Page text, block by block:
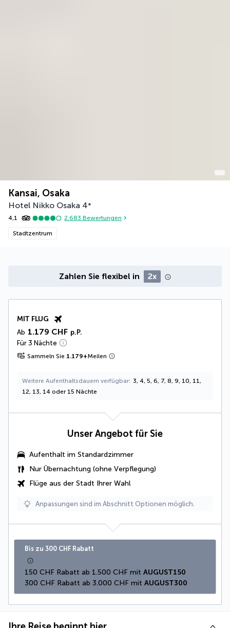
Kansai, Osaka
Hotel Nikko Osaka 4*
4,1 2.683 Bewertungen
Stadtzentrum
Zahlen Sie flexibel in 2x
MIT FLUG
Ab 1.179 CHF p.P.
Für 3 Nächte
Sammeln Sie 1.179+Meilen
Weitere Aufenthaltsdauern verfügbar 3, 4, 5, 6, 7, 8, 9, 10, 11,
12, 13, 14 oder 15 Nächte
Unser Angebot für Sie
Aufenthalt im Standardzimmer
Nur Übernachtung (ohne Verpflegung)
Flüge aus der Stadt Ihrer Wahl
Anpassungen sind im Abschnitt Optionen möglich.
Bis zu 300 CHF Rabatt
150 CHF Rabatt ab 1.500 CHF mit AUGUST150
300 CHF Rabatt ab 3.000 CHF mit AUGUST300